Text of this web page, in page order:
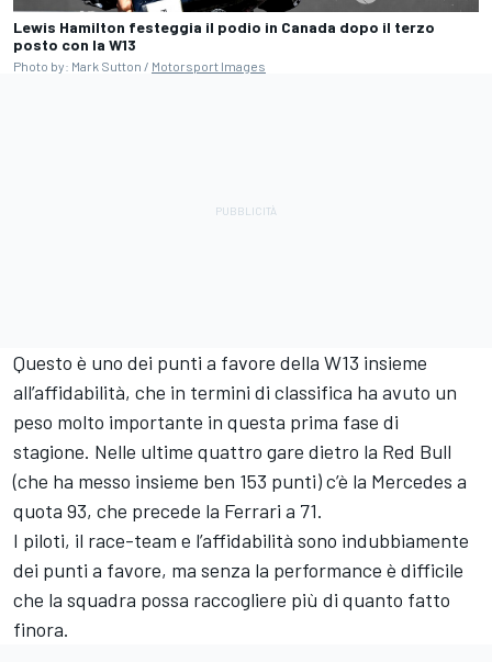
Lewis Hamilton festeggia il podio in Canada dopo il terzo
posto con la W13
Photo by: Mark Sutton / Motorsport Images
Questo è uno dei punti a favore della W13 insieme
all’affidabilità, che in termini di classifica ha avuto un
peso molto importante in questa prima fase di
stagione. Nelle ultime quattro gare dietro la Red Bull
(che ha messo insieme ben 153 punti) c’è la Mercedes a
quota 93, che precede la Ferrari a 71.
I piloti, il race-team e l’affidabilità sono indubbiamente
dei punti a favore, ma senza la performance è difficile
che la squadra possa raccogliere più di quanto fatto
finora.